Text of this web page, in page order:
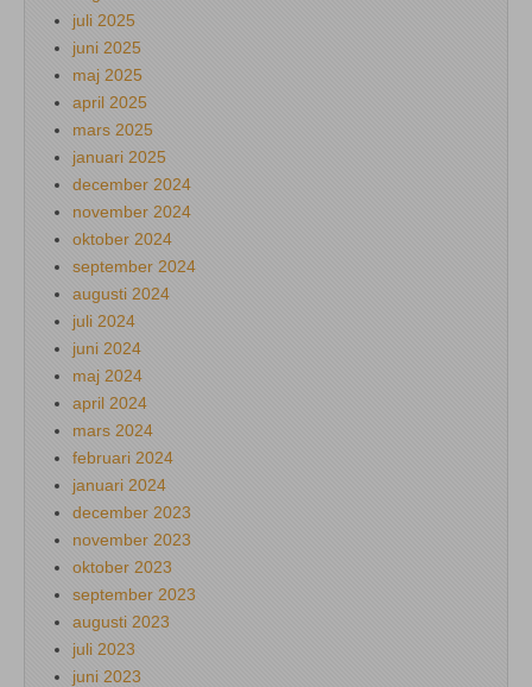
juli 2025
juni 2025
maj 2025
april 2025
mars 2025
januari 2025
december 2024
november 2024
oktober 2024
september 2024
augusti 2024
juli 2024
juni 2024
maj 2024
april 2024
mars 2024
februari 2024
januari 2024
december 2023
november 2023
oktober 2023
september 2023
augusti 2023
juli 2023
juni 2023